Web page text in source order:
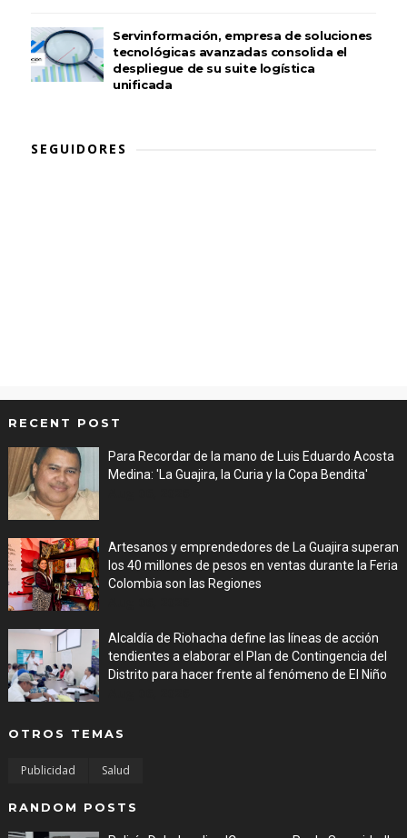
Servinformación, empresa de soluciones
tecnológicas avanzadas consolida el
despliegue de su suite logística
unificada
SEGUIDORES
RECENT POST
Para Recordar de la mano de Luis Eduardo Acosta
Medina: 'La Guajira, la Curia y la Copa Bendita'
Artesanos y emprendedores de La Guajira superan
los 40 millones de pesos en ventas durante la Feria
Colombia son las Regiones
Alcaldía de Riohacha define las líneas de acción
tendientes a elaborar el Plan de Contingencia del
Distrito para hacer frente al fenómeno de El Niño
OTROS TEMAS
Publicidad Salud
RANDOM POSTS